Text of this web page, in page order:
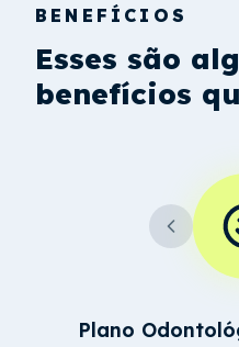
BENEFÍCIOS
Esses são
benefícios
Auxílio